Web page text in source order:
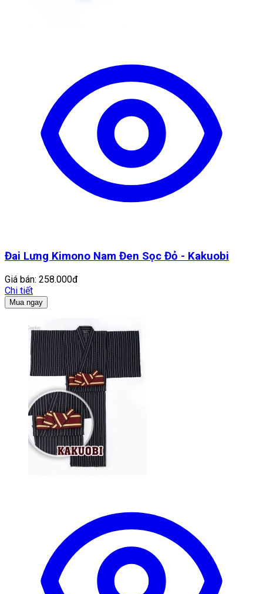
Đai Lưng Kimono Nam Đen Sọc Đỏ - Kakuobi
Giá bán: 258.000đ
Chi tiết
Mua ngay